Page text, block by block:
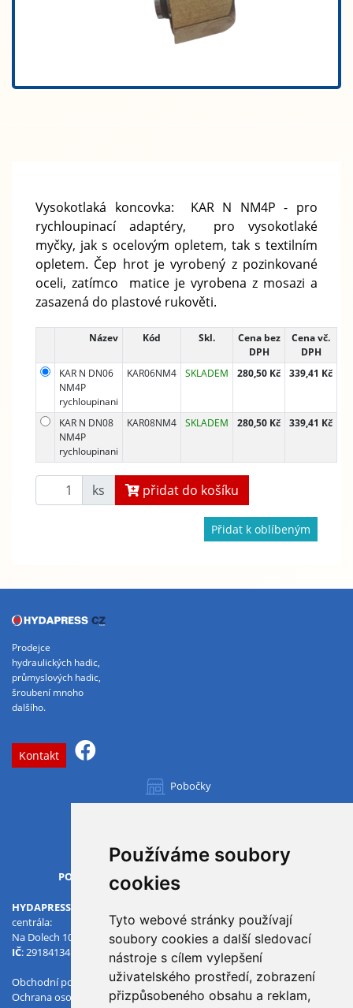
Používáme soubory
cookies
Tyto webové stránky používají
soubory cookies a další sledovací
nástroje s cílem vylepšení
uživatelského prostředí, zobrazení
přizpůsobeného obsahu a reklam,
Vysokotlaká koncovka: KAR N NM4P - pro
rychloupinací adaptéry, pro vysokotlaké
myčky, jak s ocelovým opletem, tak s textilním
opletem. Čep hrot je vyrobený z pozinkované
oceli, zatímco matice je vyrobena z mosazi a
zasazená do plastové rukověti.
Název Kód Skl.
Cena bez
DPH
Cena vč.
DPH
KAR N DN06
NM4P
rychloupinani
KAR06NM4 SKLADEM 280,50 Kč 339,41 Kč
KAR N DN08
NM4P
rychloupinani
KAR08NM4 SKLADEM 280,50 Kč 339,41 Kč
ks přidat do košíku
Přidat k oblíbeným
Prodejce
hydraulických hadic,
průmyslových hadic,
šroubení mnoho
dalšího.
Kontakt
Pobočky
OTVÍRACÍ DOBA
PO-PÁ
HYDAPRESS CZ s.r.o.
centrála:
Na Dolech 109 586 01 Jihlava
IČ: 29184134 : CZ29184134
Obchodní podmínky
Ochrana osobních údajů